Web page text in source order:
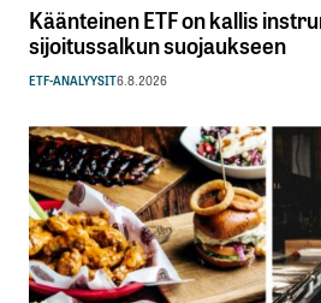
Käänteinen ETF on kallis
sijoitussalkun suojaukseen
ETF-ANALYYSIT6.8.2026